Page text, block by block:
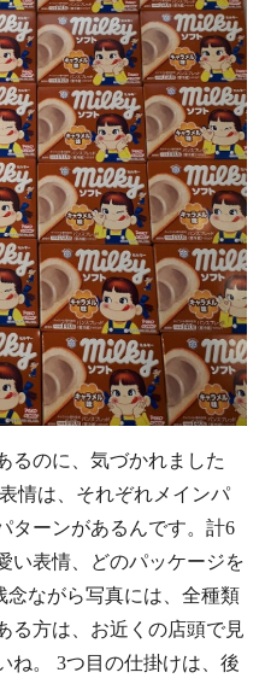
るのに、気づかれました
情は、それぞれメインパ
ターンがあるんです。計6
い表情、どのパッケージを
念ながら写真には、全種類
る方は、お近くの店頭で見
ね。 3つ目の仕掛けは、後